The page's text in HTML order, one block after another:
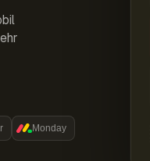
Monday